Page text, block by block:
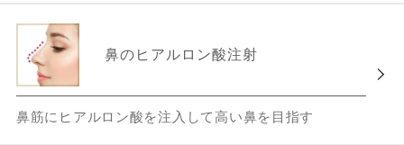
鼻のヒアルロン酸注射
鼻筋にヒアルロン酸を注入して高い鼻を目指す